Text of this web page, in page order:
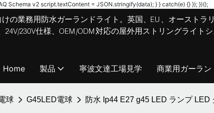
Schema v2 script.textContent = JSON.stringify(data); } } catch(e) {} }); })();
の業務用防水ガーランドライト。英国、EU、オーストラ
24V/230V仕様、OEM/ODM対応の屋外用ストリングライト
Home 製品 寧波文達工場見学 商業用ガーラン
球 G45LED電球 防水 Ip44 E27 g45 LED ランプ